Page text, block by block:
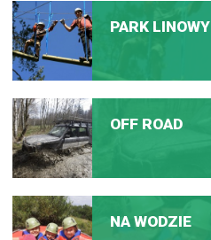
PARK LINOWY
OFF ROAD
NA WODZIE